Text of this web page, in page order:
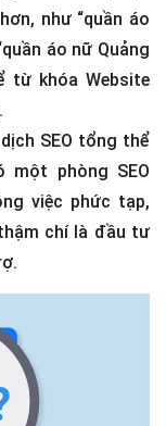
như “quần áo
áo nữ Quảng
từ khóa Website
SEO tổng thể
một phòng SEO
việc phức tạp,
chí là đầu tư